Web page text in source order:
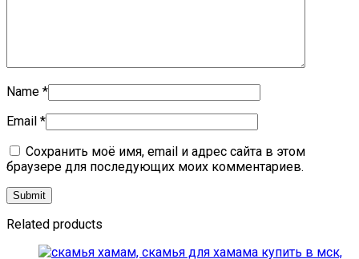
Name *
Email *
Сохранить моё имя, email и адрес сайта в этом
браузере для последующих моих комментариев.
Related products